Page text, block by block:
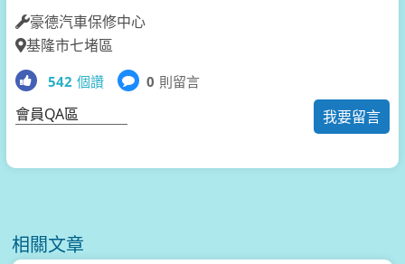
豪德汽車保修中心
基隆市七堵區
542 個讚 0 則留言
我要留言
會員QA區
相關文章